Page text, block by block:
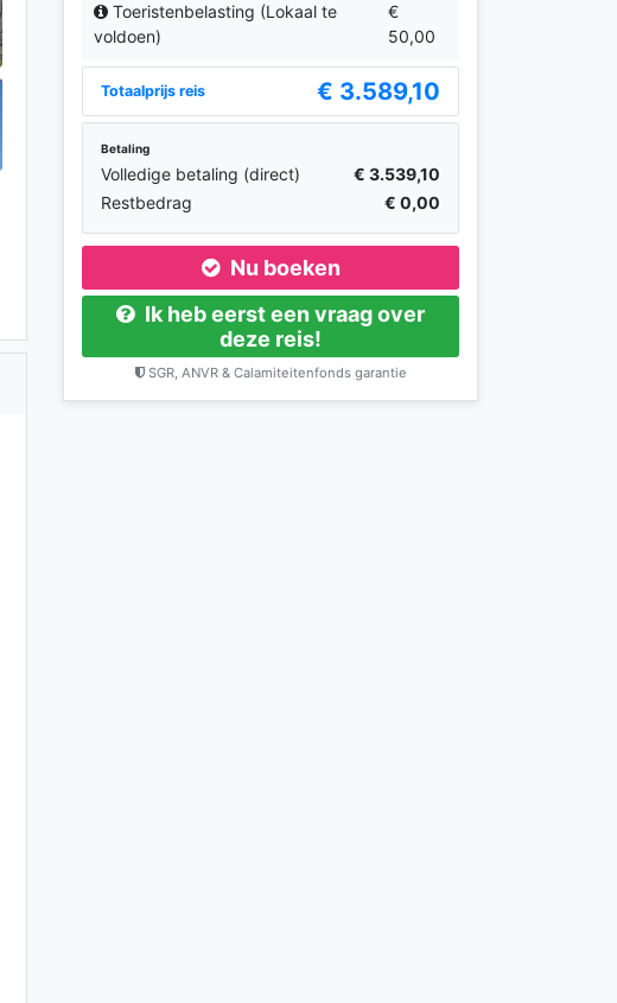
Toeristenbelasting (Lokaal te
voldoen)
€
50,00
Totaalprijs reis € 3.589,10
Betaling
Volledige betaling (direct)
€ 3.539,10
Restbedrag
€ 0,00
Nu boeken
Ik heb eerst een vraag over
deze reis!
SGR, ANVR & Calamiteitenfonds garantie